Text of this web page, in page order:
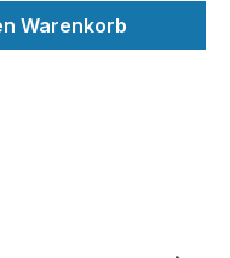
Warenkorb